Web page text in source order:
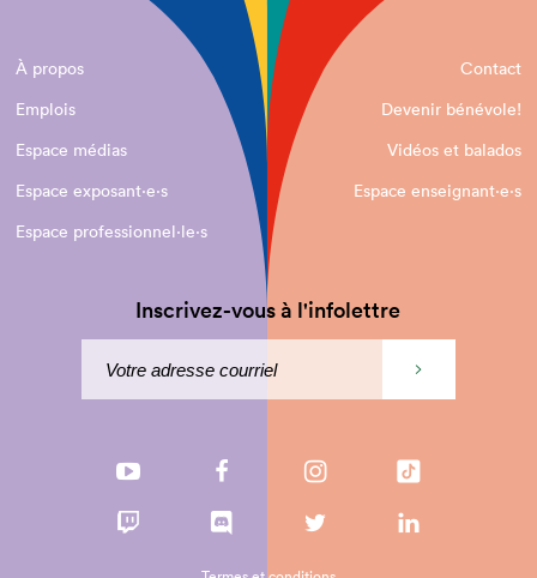
À propos
Contact
Emplois
Devenir bénévole!
Espace médias
Vidéos et balados
Espace exposant·e⋅s
Espace enseignant·e⋅s
Espace professionnel·le⋅s
Inscrivez-vous à l'infolettre